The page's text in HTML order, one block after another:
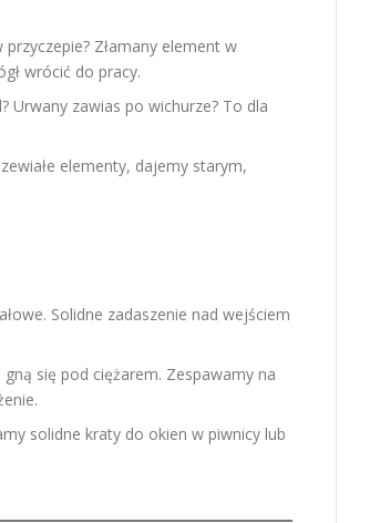
Złamany element w
wrócić do pracy.
Urwany zawias po wichurze? To dla
elementy, dajemy starym,
Solidne zadaszenie nad wejściem
się pod ciężarem. Zespawamy na
solidne kraty do okien w piwnicy lub